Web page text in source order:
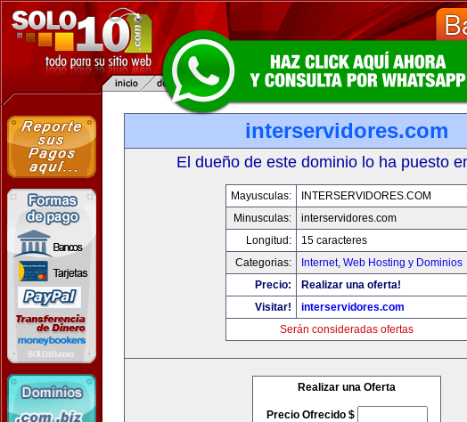
interservidores.com
El dueño de este dominio lo ha puesto
Mayusculas:
INTERSERVIDORES.COM
Minusculas:
interservidores.com
Longitud:
15 caracteres
Categorias:
Internet, Web Hosting y Dominios
Precio:
Realizar una oferta!
Visitar!
interservidores.com
Serán consideradas ofertas
Realizar una Oferta
Precio Ofrecido $